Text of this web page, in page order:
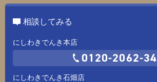
相談してみる
にしわきでんき本店
0120-2062-34
にしわきでんき石畑店